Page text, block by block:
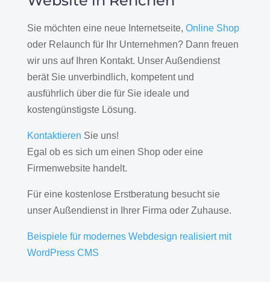
Sie möchten eine neue Internetseite, Online Shop
oder Relaunch für Ihr Unternehmen? Dann freuen
wir uns auf Ihren Kontakt. Unser Außendienst
berät Sie unverbindlich, kompetent und
ausführlich über die für Sie ideale und
kostengünstigste Lösung.
Kontaktieren Sie uns!
Egal ob es sich um einen Shop oder eine
Firmenwebsite handelt.
Für eine kostenlose Erstberatung besucht sie
unser Außendienst in Ihrer Firma oder Zuhause.
Beispiele für modernes Webdesign realisiert mit
WordPress CMS